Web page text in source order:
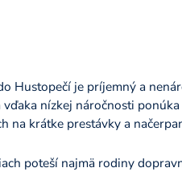
Hustopečí je príjemný a
nízkej náročnosti
na krátke prestávky a
poteší najmä rodiny